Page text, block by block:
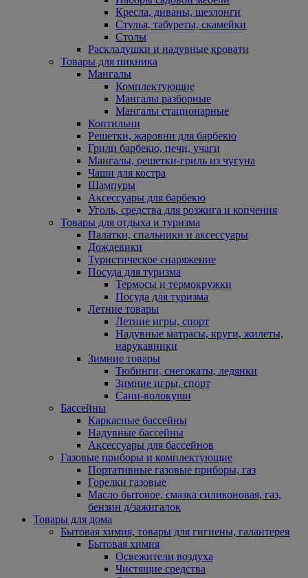
Кресла, диваны, шезлонги
Стулья, табуреты, скамейки
Столы
Раскладушки и надувные кровати
Товары для пикника
Мангалы
Комплектующие
Мангалы разборные
Мангалы стационарные
Коптильни
Решетки, жаровни для барбекю
Грили барбекю, печи, учаги
Мангалы, решетки-гриль из чугуна
Чаши для костра
Шампуры
Аксессуары для барбекю
Уголь, средства для розжига и копчения
Товары для отдыха и туризма
Палатки, спальники и аксессуары
Дождевики
Туристическое снаряжение
Посуда для туризма
Термосы и термокружки
Посуда для туризма
Летние товары
Летние игры, спорт
Надувные матрасы, круги, жилеты,
нарукавники
Зимние товары
Тюбинги, снегокаты, ледянки
Зимние игры, спорт
Сани-волокуши
Бассейны
Каркасные бассейны
Надувные бассейны
Аксессуары для бассейнов
Газовые приборы и комплектующие
Портативные газовые приборы, газ
Горелки газовые
Масло бытовое, смазка силиконовая, газ,
бензин д/зажигалок
Товары для дома
Бытовая химия, товары для гигиены, галантерея
Бытовая химия
Освежители воздуха
Чистящие средства